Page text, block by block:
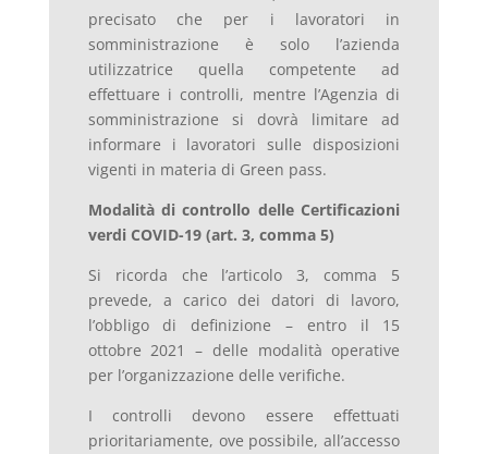
precisato che per i lavoratori in
somministrazione è solo l’azienda
utilizzatrice quella competente ad
effettuare i controlli, mentre l’Agenzia di
somministrazione si dovrà limitare ad
informare i lavoratori sulle disposizioni
vigenti in materia di Green pass.
Modalità di controllo delle Certificazioni
verdi COVID-19 (art. 3, comma 5)
Si ricorda che l’articolo 3, comma 5
prevede, a carico dei datori di lavoro,
l’obbligo di definizione – entro il 15
ottobre 2021 – delle modalità operative
per l’organizzazione delle verifiche.
I controlli devono essere effettuati
prioritariamente, ove possibile, all’accesso